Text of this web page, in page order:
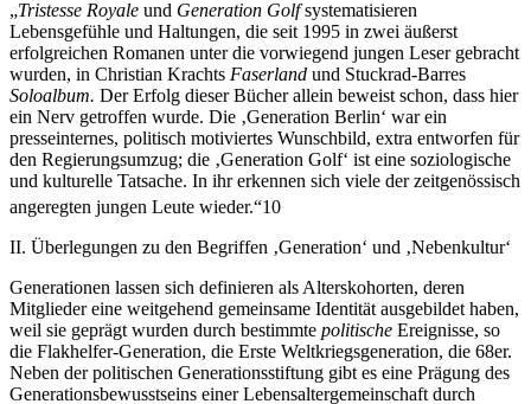
„Tristesse Royale und Generation Golfsystematisieren
Lebensgefühle und Haltungen, die seit 1995 in zwei äußerst
erfolgreichen Romanen unter die vorwiegend jungen Leser gebracht
wurden, in Christian Krachts Faserland und Stuckrad-Barres
Soloalbum. Der Erfolg dieser Bücher allein beweist schon, dass hier
ein Nerv getroffen wurde. Die ‚Generation Berlin‘ war ein
presseinternes, politisch motiviertes Wunschbild, extra entworfen für
den Regierungsumzug; die ‚Generation Golf‘ ist eine soziologische
und kulturelle Tatsache. In ihr erkennen sich viele der zeitgenössisch
angeregten jungen Leute wieder.“10
II. Überlegungen zu den Begriffen ‚Generation‘ und ‚Nebenkultur‘
Generationen lassen sich definieren als Alterskohorten, deren
Mitglieder eine weitgehend gemeinsame Identität ausgebildet haben,
weil sie geprägt wurden durch bestimmte politische Ereignisse, so
die Flakhelfer-Generation, die Erste Weltkriegsgeneration, die 68er.
Neben der politischen Generationsstiftung gibt es eine Prägung des
Generationsbewusstseins einer Lebensaltergemeinschaft durch